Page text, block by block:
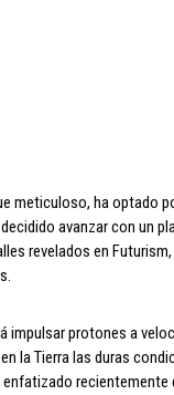
meticuloso, ha optado
avanzar con un
revelados en
impulsar protones a
la Tierra las duras